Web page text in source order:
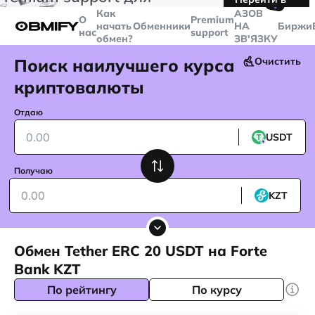
больше
$5000
Telegram
О
нас
Как
начать
обмен?
ОбменникиPremium
support
🤙
AЗОВ
НА
ЗВ'ЯЗКУ
Биржи
Поиск наилучшего курса
криптовалюты
Очистить
Отдаю
USDT
Получаю
KZT
Обмен Tether ERC 20 USDT на Forte
Bank KZT
По рейтингу По курсу